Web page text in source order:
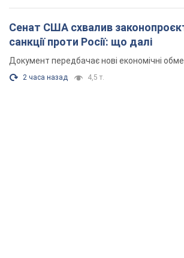
Сенат США схвалив
санкції проти Росії: що далі
Документ передбачає нові економічні
2 часа назад 4,5 т.